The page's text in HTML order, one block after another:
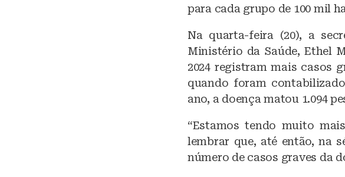
para cada grupo de 100 mil
Na quarta-feira (20), a
Ministério da Saúde, Ethel
2024 registram mais casos
quando foram
ano, a doença matou 1.094
“Estamos tendo muito
lembrar que, até então, na
número de casos graves da